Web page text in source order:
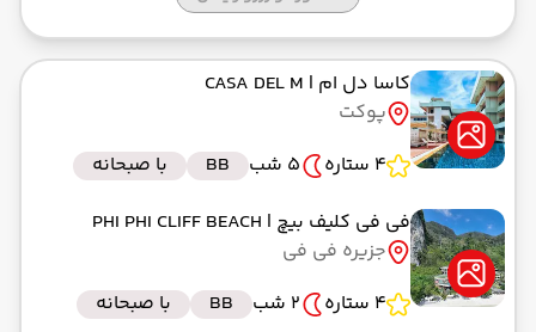
رسیدن به مقصد :
کشتیمدت سفر: 02:00
از فرودگاه بین‌المللی پوکت HKT
به فرودگاه بین‌المللی امام خمینی IKA
رسیدن به مقصد : 00:00
کاسا دل ام | CASA DEL M
پوکت
4 ستاره
5 شب BB
با صبحانه
فی فی کلیف بیچ | PHI PHI CLIFF BEACH
جزیره فی فی
4 ستاره
2 شب BB با صبحانه